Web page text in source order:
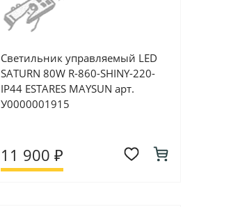
Светильник управляемый LED
SATURN 80W R-860-SHINY-220-
IP44 ESTARES MAYSUN арт.
У0000001915
11 900 ₽